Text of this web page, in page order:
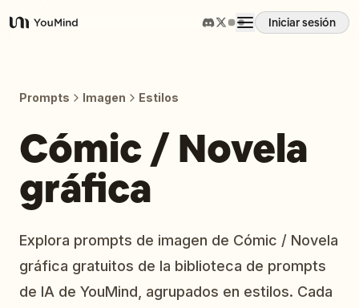
YouMind
Iniciar sesión
Habilidades
Precios
Prompts Imagen Estilos
Cómic / Novela
gráfica
Explora prompts de imagen de Cómic / Novela
gráfica gratuitos de la biblioteca de prompts
de IA de YouMind, agrupados en estilos. Cada